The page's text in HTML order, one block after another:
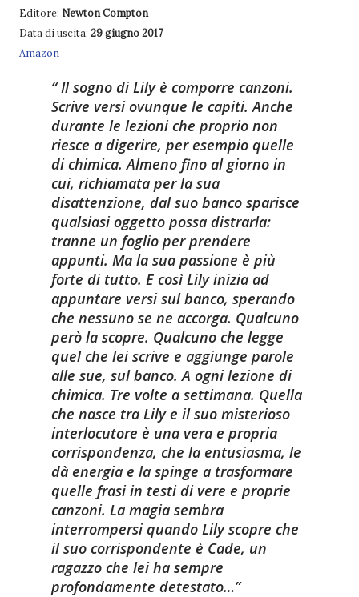
Editore: Newton Compton
Data di uscita: 29 giugno 2017
Amazon
Il sogno di Lily è comporre canzoni.
Scrive versi ovunque le capiti. Anche
durante le lezioni che proprio non
riesce a digerire, per esempio quelle
di chimica. Almeno fino al giorno in
cui, richiamata per la sua
disattenzione, dal suo banco sparisce
qualsiasi oggetto possa distrarla:
tranne un foglio per prendere
appunti. Ma la sua passione è più
forte di tutto. E così Lily inizia ad
appuntare versi sul banco, sperando
che nessuno se ne accorga. Qualcuno
però la scopre. Qualcuno che legge
quel che lei scrive e aggiunge parole
alle sue, sul banco. A ogni lezione di
chimica. Tre volte a settimana. Quella
che nasce tra Lily e il suo misterioso
interlocutore è una vera e propria
corrispondenza, che la entusiasma, le
dà energia e la spinge a trasformare
quelle frasi in testi di vere e proprie
canzoni. La magia sembra
interrompersi quando Lily scopre che
il suo corrispondente è Cade, un
ragazzo che lei ha sempre
profondamente detestato…